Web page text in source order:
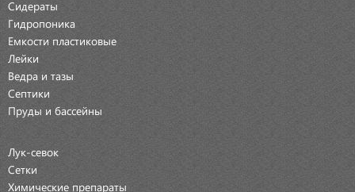
Сидераты
Гидропоника
Емкости пластиковые
Лейки
Ведра и тазы
Септики
Пруды и бассейны
Лук-севок
Сетки
Химические препараты